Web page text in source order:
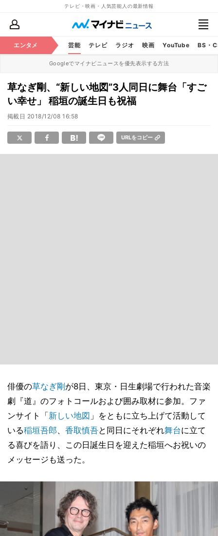
テレビ・映画・人気芸能人の最新情報
エンタメ 芸能 テレビ ラジオ 映画 YouTube BS・
Googleでマイナビニュースを優先表示する方法
草なぎ剛、“新しい地図”3人同日に舞台「すご
い幸せ」 稲垣の誕生日も祝福
掲載日 2018/12/08 16:58
URLをコピー
俳優の草なぎ剛 が8日、東京・日生劇場で行われた音楽
劇『道』のフォトコールおよび囲み取材に参加。ファ
ンサイト「 新しい地図 」をともに立ち上げて活動して
いる稲垣吾郎、 香取慎吾と同日にそれぞれ舞台に立て
る喜びを語り、この日誕生日を迎えた稲垣へお祝いの
メッセージも送った。